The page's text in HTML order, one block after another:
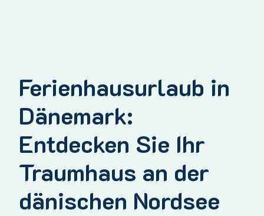
Ferienhausurlaub in
Dänemark:
Entdecken Sie Ihr
Traumhaus an der
dänischen Nordsee